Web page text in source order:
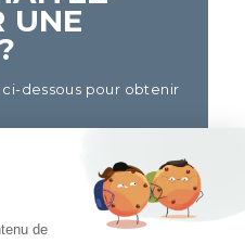
UNE
dessous pour obtenir